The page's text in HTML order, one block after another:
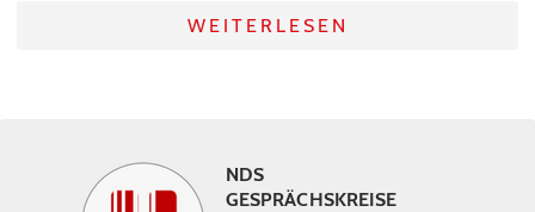
WEITERLESEN
NDS
GESPRÄCHSKREISE